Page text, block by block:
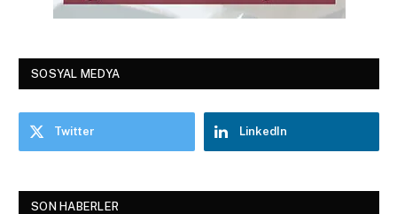
SOSYAL MEDYA
Twitter LinkedIn
SON HABERLER